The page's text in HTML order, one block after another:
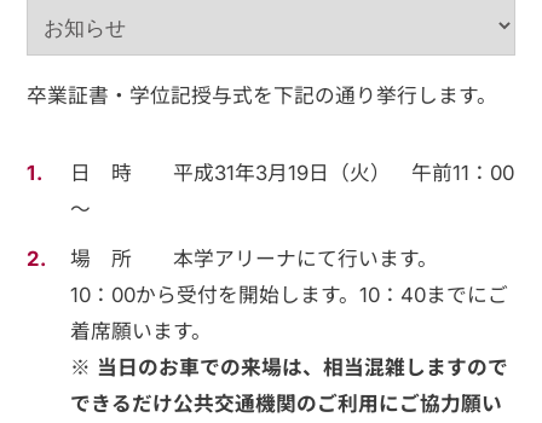
卒業証書・学位記授与式を下記の通り挙行します。
日 時 平成31年3月19日（火） 午前11：00
～
場 所 本学アリーナにて行います。
10：00から受付を開始します。10：40までにご
着席願います。
※ 当日のお車での来場は、相当混雑しますので
できるだけ公共交通機関のご利用にご協力願い